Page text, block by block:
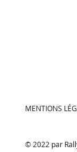
MENTIONS
© 2022 par